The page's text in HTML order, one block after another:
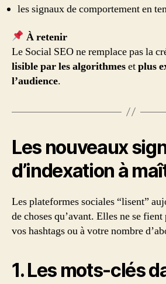
les signaux de comportement en
À retenir
Le Social SEO ne remplace pas la
lisible par les algorithmesetplus
l’audience.
Les nouveaux
d’indexation à
Les plateformes sociales “lisent”
de choses qu’avant. Elles ne se
vos hashtags ou à votre nombre
1. Les mots-clés